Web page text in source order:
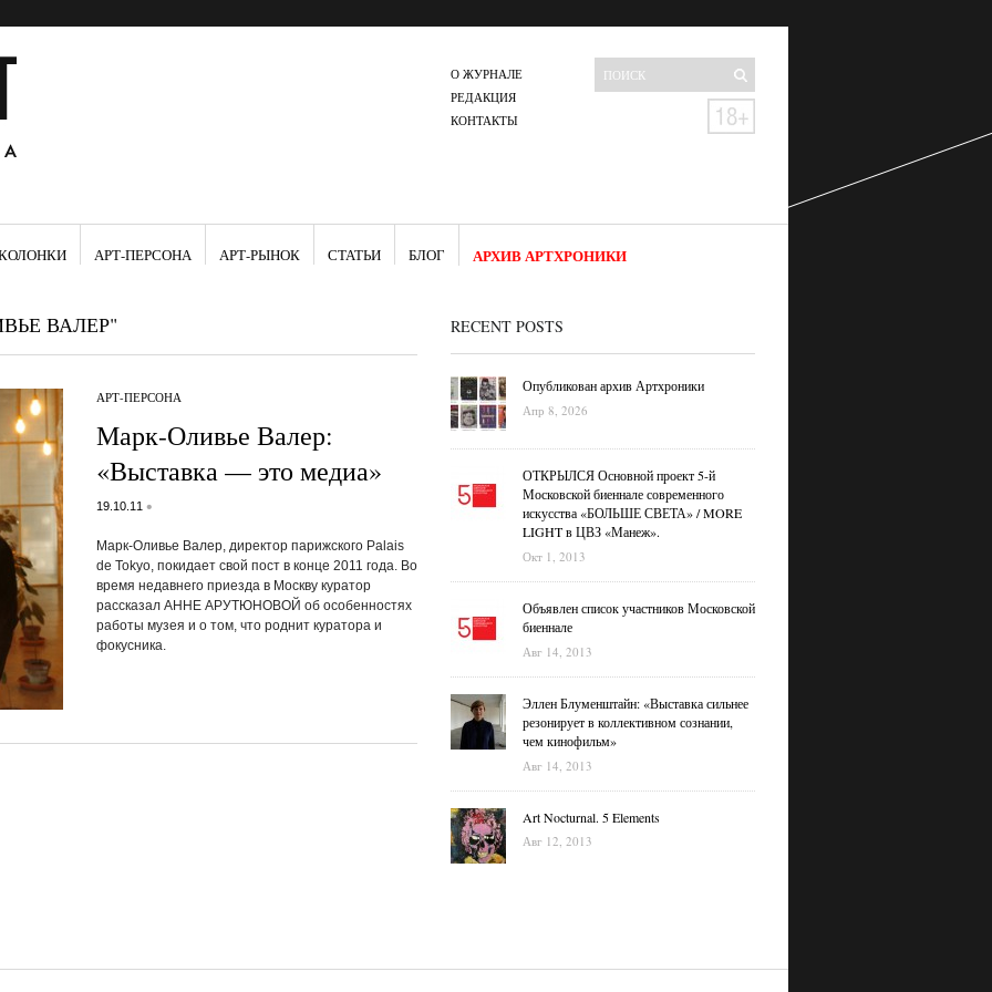
О ЖУРНАЛЕ
РЕДАКЦИЯ
КОНТАКТЫ
АРТ-ПЕРСОНА АРТ-РЫНОК СТАТЬИ БЛОГ АРХИВ АРТХРОНИКИ
ВАЛЕР"
АРТ-ПЕРСОНА
Марк-Оливье Валер:
«Выставка — это медиа»
19.10.11 •
Марк-Оливье Валер, директор парижского Palais
de Tokyo, покидает свой пост в конце 2011 года. Во
время недавнего приезда в Москву куратор
рассказал АННЕ АРУТЮНОВОЙ об особенностях
работы музея и о том, что роднит куратора и
фокусника.
RECENT POSTS
Опубликован архив Артхроники
Апр 8, 2026
ОТКРЫЛСЯ Основной проект 5-й
Московской биеннале современного
искусства «БОЛЬШЕ СВЕТА» / MORE
LIGHT в ЦВЗ «Манеж».
Окт 1, 2013
Объявлен список участников Московской
биеннале
Авг 14, 2013
Эллен Блуменштайн: «Выставка сильнее
резонирует в коллективном сознании,
чем кинофильм»
Авг 14, 2013
Art Nocturnal. 5 Elements
Авг 12, 2013